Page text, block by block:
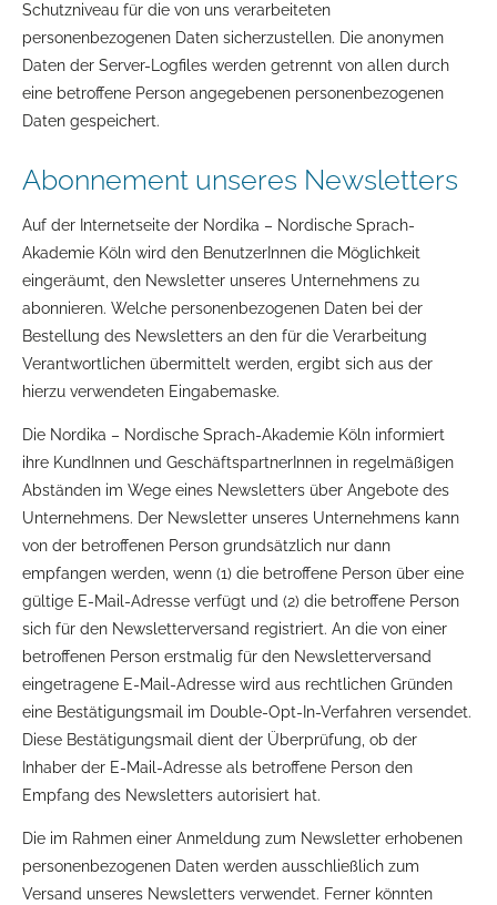
Schutzniveau für die von uns verarbeiteten
personenbezogenen Daten sicherzustellen. Die anonymen
Daten der Server-Logfiles werden getrennt von allen durch
eine betroffene Person angegebenen personenbezogenen
Daten gespeichert.
Abonnement unseres Newsletters
Auf der Internetseite der Nordika – Nordische Sprach-
Akademie Köln wird den BenutzerInnen die Möglichkeit
eingeräumt, den Newsletter unseres Unternehmens zu
abonnieren. Welche personenbezogenen Daten bei der
Bestellung des Newsletters an den für die Verarbeitung
Verantwortlichen übermittelt werden, ergibt sich aus der
hierzu verwendeten Eingabemaske.
Die Nordika – Nordische Sprach-Akademie Köln informiert
ihre KundInnen und GeschäftspartnerInnen in regelmäßigen
Abständen im Wege eines Newsletters über Angebote des
Unternehmens. Der Newsletter unseres Unternehmens kann
von der betroffenen Person grundsätzlich nur dann
empfangen werden, wenn (1) die betroffene Person über eine
gültige E-Mail-Adresse verfügt und (2) die betroffene Person
sich für den Newsletterversand registriert. An die von einer
betroffenen Person erstmalig für den Newsletterversand
eingetragene E-Mail-Adresse wird aus rechtlichen Gründen
eine Bestätigungsmail im Double-Opt-In-Verfahren versendet.
Diese Bestätigungsmail dient der Überprüfung, ob der
Inhaber der E-Mail-Adresse als betroffene Person den
Empfang des Newsletters autorisiert hat.
Die im Rahmen einer Anmeldung zum Newsletter erhobenen
personenbezogenen Daten werden ausschließlich zum
Versand unseres Newsletters verwendet. Ferner könnten